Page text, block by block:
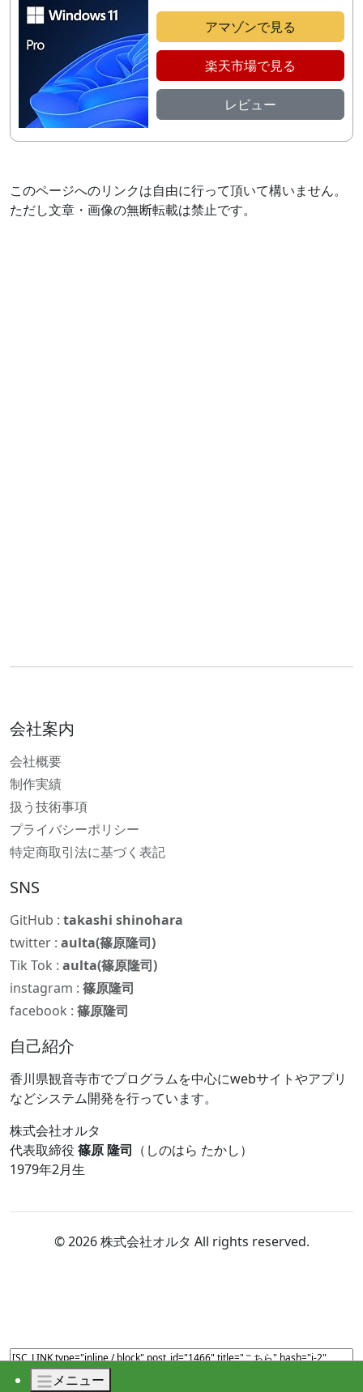
アマゾンで見る
楽天市場で見る
レビュー
このページへのリンクは自由に行って頂いて構いません。
ただし文章・画像の無断転載は禁止です。
会社案内
会社概要
制作実績
扱う技術事項
プライバシーポリシー
特定商取引法に基づく表記
SNS
GitHub : takashi shinohara
twitter : aulta(篠原隆司)
Tik Tok : aulta(篠原隆司)
instagram : 篠原隆司
facebook : 篠原隆司
自己紹介
香川県観音寺市でプログラムを中心にwebサイトやアプリ
などシステム開発を行っています。
株式会社オルタ
代表取締役 篠原 隆司 （しのはら たかし）
1979年2月生
© 2026 株式会社オルタ All rights reserved.
メニュー